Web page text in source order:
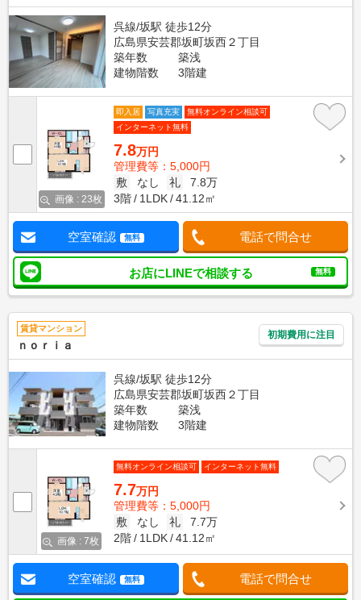
呉線/坂駅 徒歩12分
広島県安芸郡坂町坂西２丁目
築年数
築浅
建物階数
3階建
画像 : 23枚
即入居 写真充実
無料オンライン相談可
インターネット無料
7.8万円
管理費等：5,000円
敷
なし 礼
7.8万
3階
1LDK 41.12㎡
空室確認 無料 電話で問合せ
お店にLINEで相談する 無料
賃貸マンション
ｎｏｒｉａ
初期費用に注目
呉線/坂駅 徒歩12分
広島県安芸郡坂町坂西２丁目
築年数
築浅
建物階数
3階建
画像 : 7枚
無料オンライン相談可 インターネット無料
7.7万円
管理費等：5,000円
敷
なし 礼
7.7万
2階
1LDK 41.12㎡
空室確認 無料 電話で問合せ